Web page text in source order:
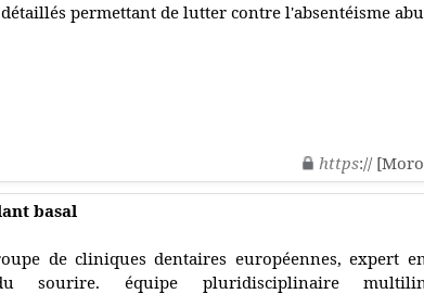
permettant de lutter contre l'absentéisme
https://
basal
de cliniques dentaires européennes, expert
sourire. équipe pluridisciplinaire